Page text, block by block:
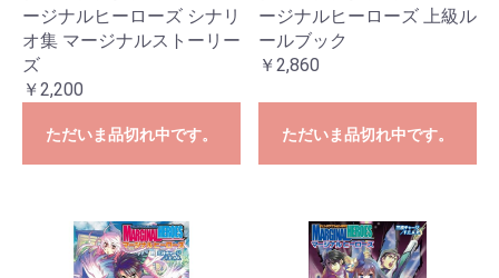
ージナルヒーローズ シナリ
オ集 マージナルストーリー
ズ
￥2,200
ただいま品切れ中です。
ージナルヒーローズ 上級ル
ールブック
￥2,860
ただいま品切れ中です。